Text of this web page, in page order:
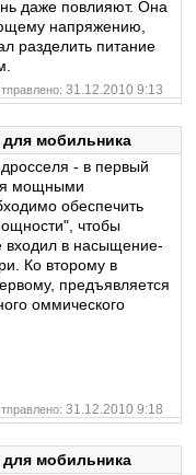
даже повлияют. Она
напряжению,
разделить питание
31.12.2010 9:13
для мобильника
- в первый
мощными
обеспечить
чтобы
входил в насыщение-
Ко второму в
предъявляется
оммического
31.12.2010 9:18
для мобильника